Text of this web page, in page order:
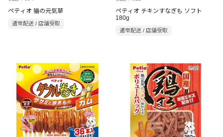
ペティオ 猫の元気草
通常配送 / 店舗受取
ペティオ チキンすなぎも ソフト
180g
通常配送 / 店舗受取